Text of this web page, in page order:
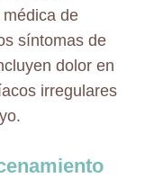
de
síntomas de
dolor en
irregulares